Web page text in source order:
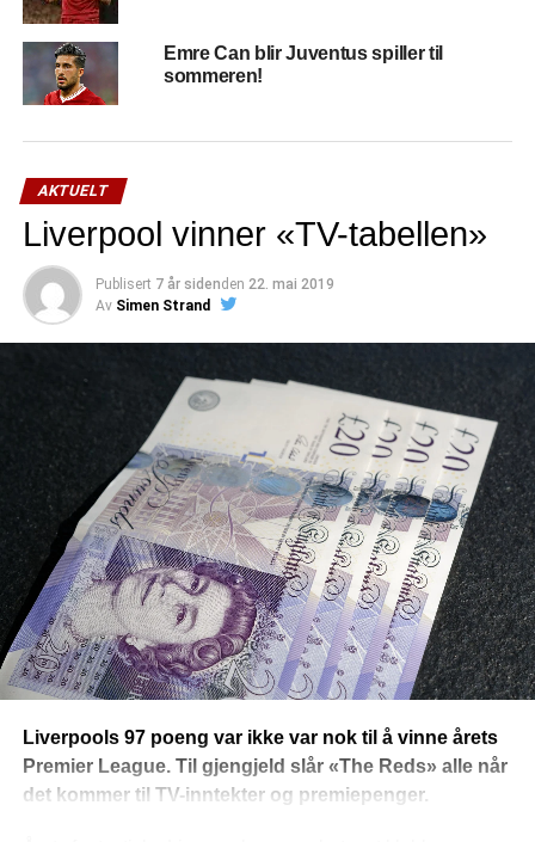
Emre Can blir Juventus spiller til
sommeren!
AKTUELT
Liverpool vinner «TV-tabellen»
Publisert 7 år sidenden 22. mai 2019
Av Simen Strand
Liverpools 97 poeng var ikke var nok til å vinne årets
Premier League. Til gjengjeld slår «The Reds» alle når
det kommer til TV-inntekter og premiepenger.